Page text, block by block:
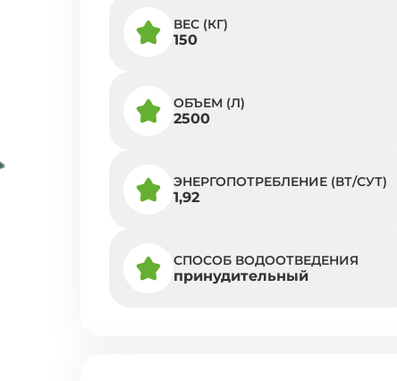
ВЕС (КГ)
150
ОБЪЕМ (Л)
2500
ЭНЕРГОПОТРЕБЛЕНИЕ (ВТ/СУТ)
1,92
СПОСОБ ВОДООТВЕДЕНИЯ
принудительный